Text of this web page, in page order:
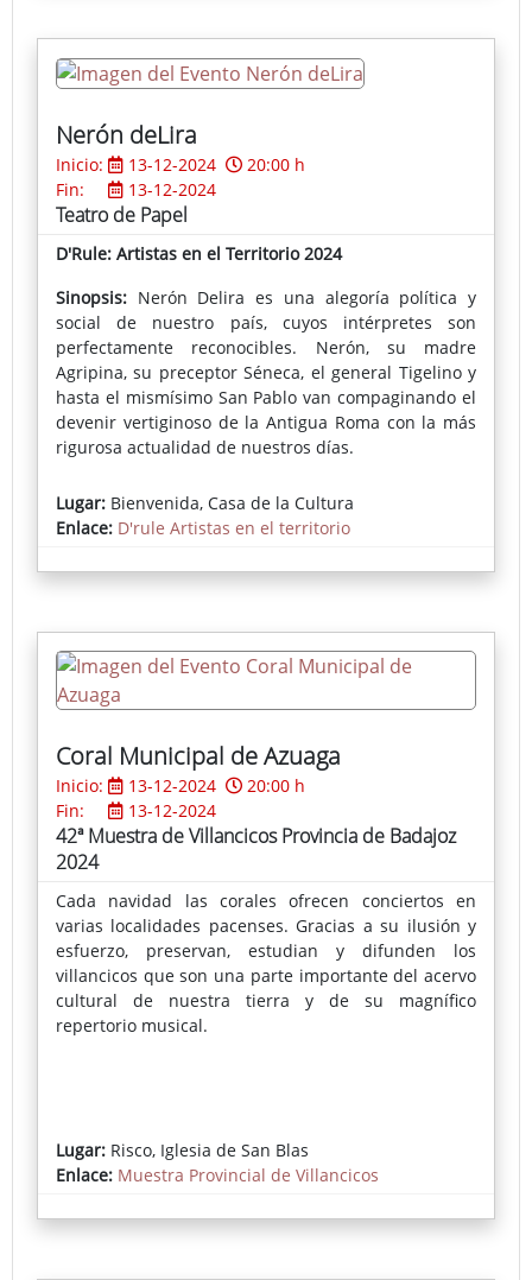
Nerón deLira
Inicio: 13-12-2024
20:00 h
Fin:
13-12-2024
Teatro de Papel
D'Rule: Artistas en el Territorio 2024
Sinopsis: Nerón Delira es una alegoría política y
social de nuestro país, cuyos intérpretes son
perfectamente reconocibles. Nerón, su madre
Agripina, su preceptor Séneca, el general Tigelino y
hasta el mismísimo San Pablo van compaginando el
devenir vertiginoso de la Antigua Roma con la más
rigurosa actualidad de nuestros días.
Ficha completa del espectáculo
Lugar: Bienvenida, Casa de la Cultura
Enlace: D'rule Artistas en el territorio
Coral Municipal de Azuaga
Inicio: 13-12-2024
20:00 h
Fin:
13-12-2024
42ª Muestra de Villancicos Provincia de Badajoz
2024
Cada navidad las corales ofrecen conciertos en
varias localidades pacenses. Gracias a su ilusión y
esfuerzo, preservan, estudian y difunden los
villancicos que son una parte importante del acervo
cultural de nuestra tierra y de su magnífico
repertorio musical.
Lugar: Risco, Iglesia de San Blas
Enlace: Muestra Provincial de Villancicos